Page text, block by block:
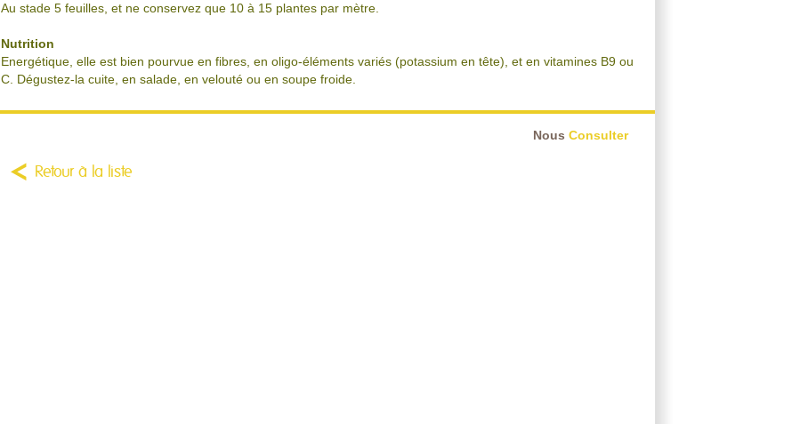
Au stade 5 feuilles, et ne conservez que 10 à 15 plantes par mètre.
Nutrition
Energétique, elle est bien pourvue en fibres, en oligo-éléments variés (potassium en tête), et en vitamines B9 ou
C. Dégustez-la cuite, en salade, en velouté ou en soupe froide.
Nous Consulter
Retour à la liste